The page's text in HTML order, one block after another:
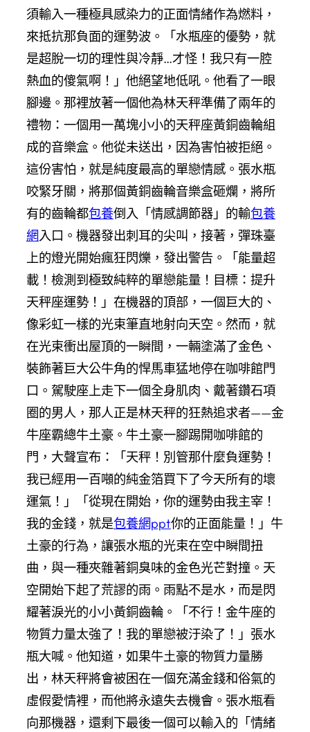
須輸入一種極具感染力的正面情緒作為燃料，
來抵抗那負面的運勢波。「水瓶座的優勢，就
是超脫一切的理性與冷靜…才怪！我只有一腔
熱血的傻氣啊！」他絕望地低吼。他看了一眼
腳邊。那裡放著一個他為林天秤準備了兩年的
禮物：一個用一萬塊小小的天秤座黃銅齒輪組
成的音樂盒。他從未送出，因為害怕被拒絕。
這份害怕，就是純度最高的單戀情感。張水瓶
咬緊牙關，將那個黃銅齒輪音樂盒砸爛，將所
有的齒輪都包養倒入「情感調節器」的輸包養
網入口。機器發出刺耳的尖叫，接著，彈珠臺
上的燈光開始瘋狂閃爍，發出警告。「能量超
載！檢測到極致純粹的單戀能量！目標：提升
天秤座運勢！」在機器的頂部，一個巨大的、
像彩虹一樣的光束筆直地射向天空。然而，就
在光束衝出屋頂的一瞬間，一輛塗滿了金色、
裝飾著巨大公牛角的悍馬車猛地停在咖啡館門
口。駕駛座上走下一個全身肌肉、戴著鑽石項
圈的男人，那人正是林天秤的狂熱追求者——金
牛座霸總牛土豪。牛土豪一腳踢開咖啡館的
門，大聲宣布：「天秤！別管那什麼負運勢！
我已經用一百噸的純金箔買下了今天所有的壞
運氣！」「從現在開始，你的運勢由我主宰！
我的金錢，就是包養網ppt你的正面能量！」牛
土豪的行為，讓張水瓶的光束在空中瞬間扭
曲，與一種夾雜著銅臭味的金色光芒對撞。天
空開始下起了荒謬的雨。雨點不是水，而是閃
耀著淚光的小小黃銅齒輪。「不行！金牛座的
物質力量太強了！我的單戀被汙染了！」張水
瓶大喊。他知道，如果牛土豪的物質力量勝
出，林天秤將會被困在一個充滿金錢和俗氣的
虛假愛情裡，而他將永遠失去機會。張水瓶看
向那機器，還剩下最後一個可以輸入的「情緒